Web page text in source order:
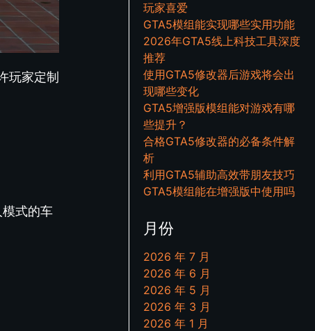
玩家定制
式的车
玩家喜爱
GTA5模组能实现哪些实用功能
2026年GTA5线上科技工具深度
推荐
使用GTA5修改器后游戏将会出
现哪些变化
GTA5增强版模组能对游戏有哪
些提升？
合格GTA5修改器的必备条件解
析
利用GTA5辅助高效带朋友技巧
GTA5模组能在增强版中使用吗
月份
2026 年 7 月
2026 年 6 月
2026 年 5 月
2026 年 3 月
2026 年 1 月